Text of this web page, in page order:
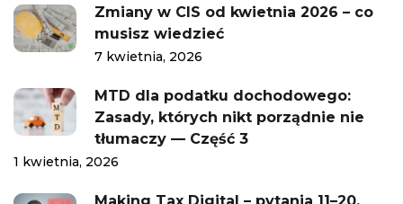
Zmiany w CIS od kwietnia 2026 – co
musisz wiedzieć
7 kwietnia, 2026
MTD dla podatku dochodowego:
Zasady, których nikt porządnie nie
tłumaczy — Część 3
1 kwietnia, 2026